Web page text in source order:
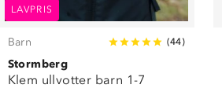
LAVPRIS
Barn (44)
Stormberg
Klem ullvotter barn 1-7